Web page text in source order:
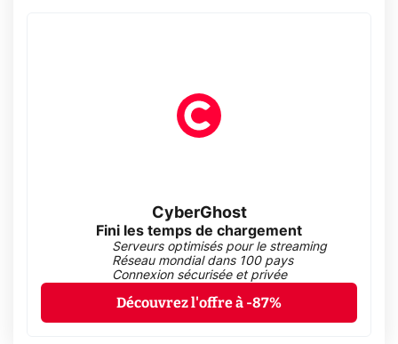
CyberGhost
Fini les temps de chargement
Serveurs optimisés pour le streaming
Réseau mondial dans 100 pays
Connexion sécurisée et privée
Découvrez l'offre à -87%